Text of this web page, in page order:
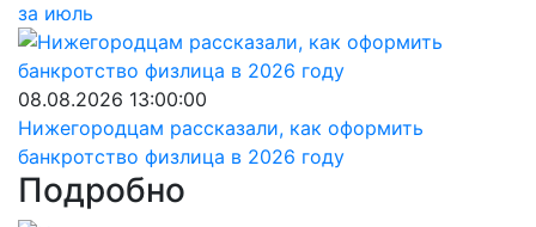
за июль
08.08.2026 13:00:00
Нижегородцам рассказали, как оформить
банкротство физлица в 2026 году
Подробно